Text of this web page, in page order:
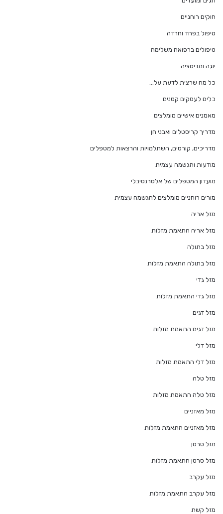
חוקים רוחניים
טיפול בפחד וחרדה
טיפולים ברפואה משלימה
יוגה ומדיטציה
כל מה שרצית לדעת על…
כלים לעסקים קטנים
מאמנים אישיים מומלצים
מדריך קריסטלים ואבני חן
מדריכים, קורסים, השתלמויות והרצאות למטפלים
מודעות והגשמה עצמית
מועדון המטפלים של אלטרנטיבלי
מורים רוחניים מומלצים להגשמה עצמית
מזל אריה
מזל אריה התאמת מזלות
מזל בתולה
מזל בתולה התאמת מזלות
מזל גדי
מזל גדי התאמת מזלות
מזל דגים
מזל דגים התאמת מזלות
מזל דלי
מזל דלי התאמת מזלות
מזל טלה
מזל טלה התאמת מזלות
מזל מאזניים
מזל מאזניים התאמת מזלות
מזל סרטן
מזל סרטן התאמת מזלות
מזל עקרב
מזל עקרב התאמת מזלות
מזל קשת